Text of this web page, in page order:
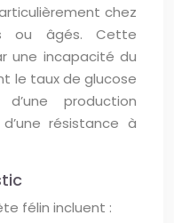
chez
ou âgés. Cette
une incapacité du
le taux de glucose
production
résistance à
félin incluent :